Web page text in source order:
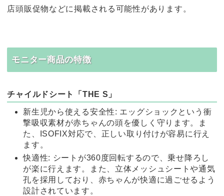
店頭販促物などに掲載される可能性があります。
モニター商品の特徴
チャイルドシート「THE S」
新生児から使える安全性: エッグショックという衝
撃吸収素材が赤ちゃんの頭を優しく守ります。ま
た、ISOFIX対応で、正しい取り付けが容易に行え
ます。
快適性: シートが360度回転するので、乗せ降ろし
が楽に行えます。また、立体メッシュシートや通気
孔を採用しており、赤ちゃんが快適に過ごせるよう
設計されています。